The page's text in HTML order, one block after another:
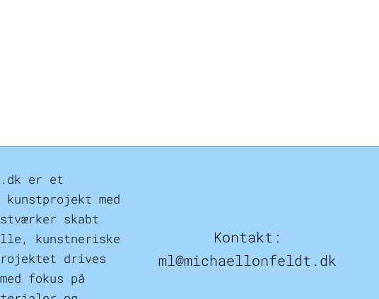
er et
med
skabt
kunstneriske
drives
fokus på
Kontakt:
ml@michaellonfeldt.dk